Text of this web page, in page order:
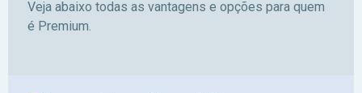
Veja abaixo todas as vantagens e opções para quem
é Premium.